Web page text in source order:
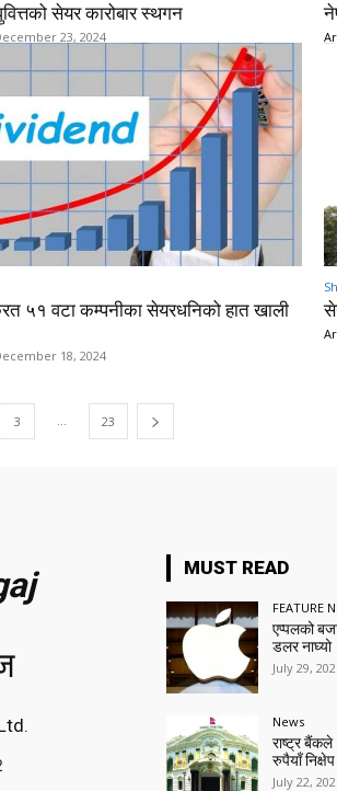
सेयर कारोबार स्थगन
23, 2024
५१ वटा कम्पनीका सेयरधनिको हात खाली
18, 2024
3 ... 23
MUST READ
FEATURE
एप्पलको
डलर नाघ्यो
July 29,
News
राष्ट्र बैंकले
रुपैयाँ
July 22,